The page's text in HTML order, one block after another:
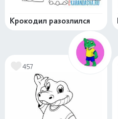
Крокодил разозлился
457